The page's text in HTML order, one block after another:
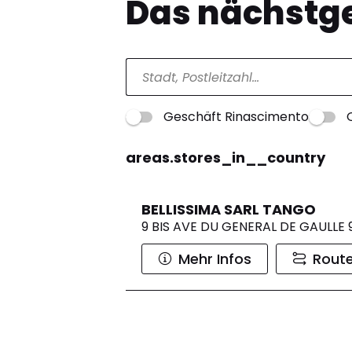
Das
Geschäft Rinascimento
areas.stores_in__country
BELLISSIMA SARL TANGO
9 BIS AVE DU GENERAL DE
Mehr Infos